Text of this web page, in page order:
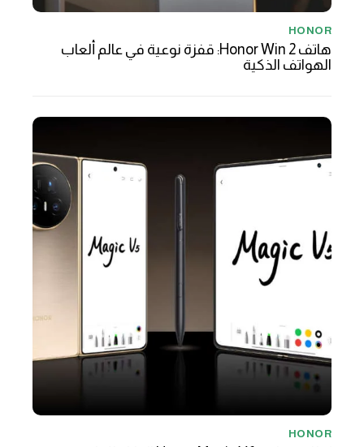
HONOR
هاتف Honor Win 2: قفزة نوعية في عالم ألعاب
الهواتف الذكية
HONOR